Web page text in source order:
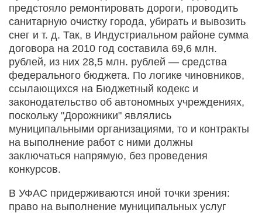
предстояло ремонтировать дороги, проводить
санитарную очистку города, убирать и выво­зить
снег и т. д. Так, в Индустриальном районе сумма
договора на 2010 год составила 69,6 млн.
рублей, из них 28,5 млн. рублей — средства
федерального бюджета. По логике чиновников,
ссылающихся на Бюджетный кодекс и
законодательство об автономных учреждениях,
поскольку "Дорожники" являлись
муниципальными организациями, то и контракты
на выполнение работ с ними должны
заключаться напрямую, без проведения
конкурсов.
В УФАС придерживаются иной точки зрения:
право на выполнение муниципальных услуг